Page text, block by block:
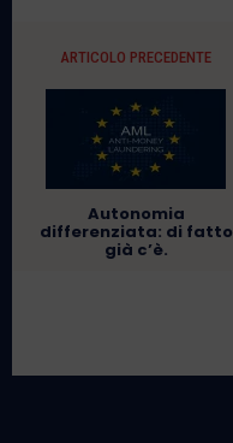
ARTICOLO PRECEDENTE
Autonomia
differenziata: di fatto
già c’è.